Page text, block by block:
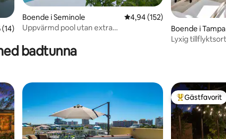
5 i genomsnittligt betyg, 14 omdömen
(14)
Boende i Seminole 4,94 av 5 i genomsnittligt
4,94 (152)
Uppvärmd pool utan extra
Boende i Tampa
Lyxig
badtunna
Populär
Gästfavorit